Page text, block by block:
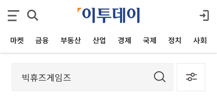
마켓 금융 부동산 산업 경제 국제 정치 사회